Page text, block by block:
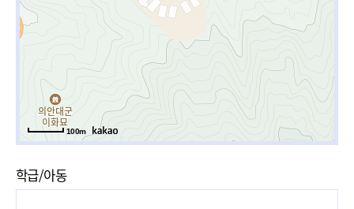
100m
학급/아동